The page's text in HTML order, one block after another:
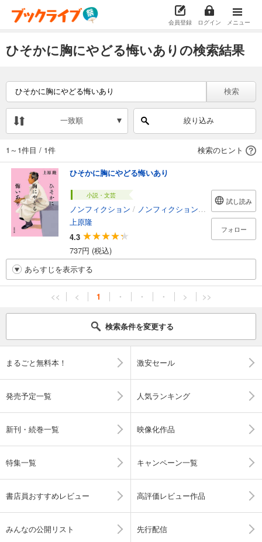
会員登録 ログイン メニュー
ひそかに胸にやどる悔いありの検索結果
検索
一致順 絞り込み
1～1件目 / 1件 検索のヒント
ひそかに胸にやどる悔いあり
小説・文芸
ノンフィクション / ノンフィクション・ドキュメンタリー
上原隆
4.3
737円 (税込)
試し読み
フォロー
あらすじを表示する
<< < 1 ・ ・ ・ > >>
検索条件を変更する
まるごと無料本！ 激安セール
発売予定一覧 人気ランキング
新刊・続巻一覧 映像化作品
特集一覧 キャンペーン一覧
書店員おすすめレビュー 高評価レビュー作品
みんなの公開リスト 先行配信